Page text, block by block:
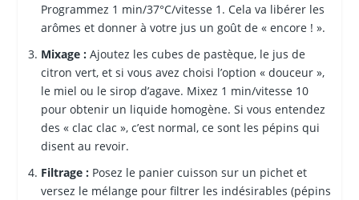
Programmez 1 min/37°C/vitesse 1. Cela va libérer les
arômes et donner à votre jus un goût de « encore ! ».
Mixage :Ajoutez les cubes de pastèque, le jus de
citron vert, et si vous avez choisi l’option « douceur »,
le miel ou le sirop d’agave. Mixez 1 min/vitesse 10
pour obtenir un liquide homogène. Si vous entendez
des « clac clac », c’est normal, ce sont les pépins qui
disent au revoir.
Filtrage :Posez le panier cuisson sur un pichet et
versez le mélange pour filtrer les indésirables (pépins